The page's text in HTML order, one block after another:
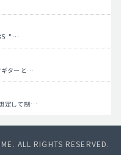
"…
ギターと…
定して制…
ALL RIGHTS RESERVED.